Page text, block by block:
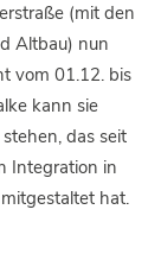
(mit den
Altbau) nun
vom 01.12. bis
kann sie
das seit
Integration in
hat.